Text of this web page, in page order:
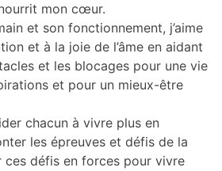
mon cœur.
et son fonctionnement, j’aime
et à la joie de l’âme en aidant
et les blocages pour une vie
et pour un mieux-être
chacun à vivre plus en
les épreuves et défis de la
ces défis en forces pour vivre